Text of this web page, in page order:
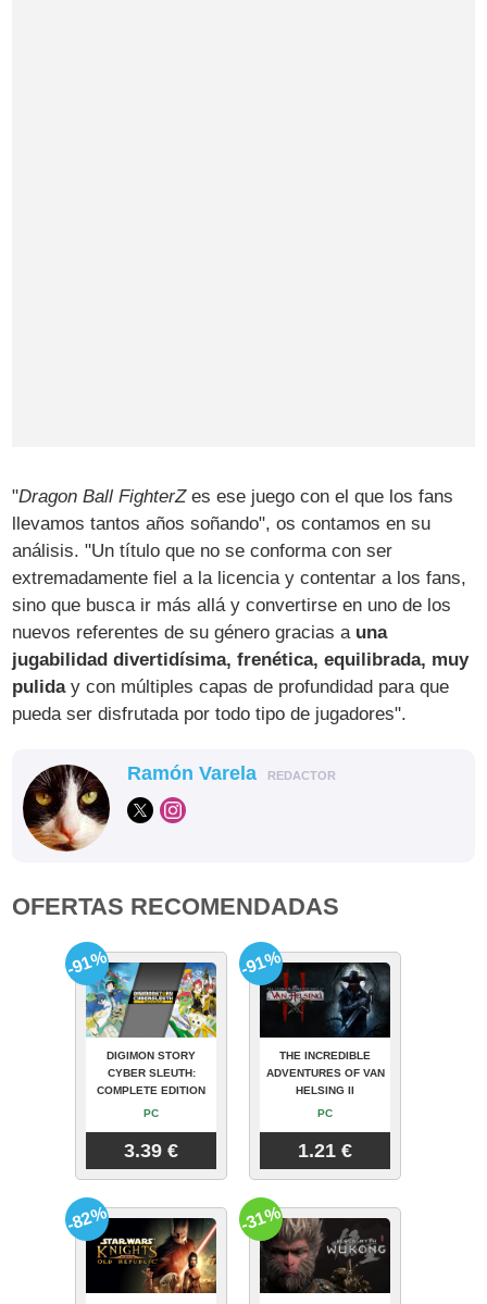
"Dragon Ball FighterZes ese juego con el que los fans
llevamos tantos años soñando", os contamos en su
análisis. "Un título que no se conforma con ser
extremadamente fiel a la licencia y contentar a los fans,
sino que busca ir más allá y convertirse en uno de los
nuevos referentes de su género gracias a una
jugabilidad divertidísima, frenética, equilibrada, muy
puliday con múltiples capas de profundidad para que
pueda ser disfrutada por todo tipo de jugadores".
Ramón Varela REDACTOR
OFERTAS RECOMENDADAS
DIGIMON STORY
CYBER SLEUTH:
COMPLETE EDITION
PC
3.39 €
-91%
THE INCREDIBLE
ADVENTURES OF VAN
HELSING II
PC
1.21 €
-91%
-82% -31%